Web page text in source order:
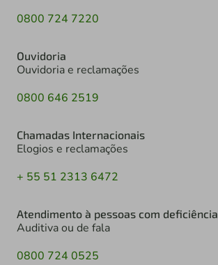
0800 724 7220
Ouvidoria
Ouvidoria e reclamações
0800 646 2519
Chamadas Internacionais
Elogios e reclamações
+ 55 51 2313 6472
Atendimento à pessoas com deficiência
Auditiva ou de fala
0800 724 0525